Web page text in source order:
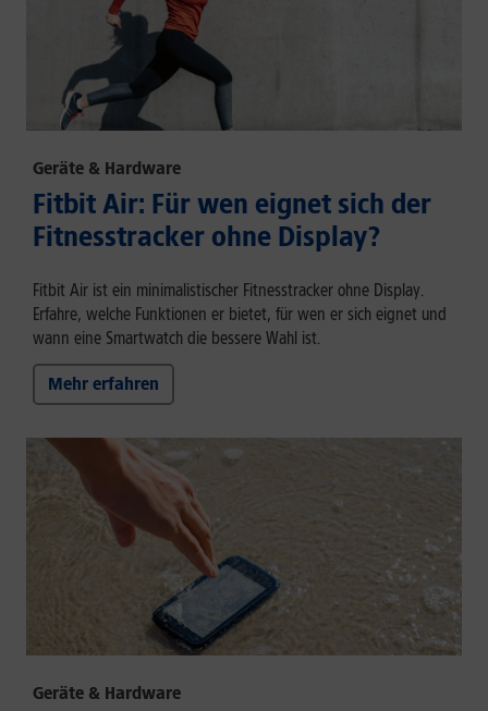
Geräte & Hardware
Fitbit Air: Für wen eignet sich der
Fitnesstracker ohne Display?
Fitbit Air ist ein minimalistischer Fitnesstracker ohne Display.
Erfahre, welche Funktionen er bietet, für wen er sich eignet und
wann eine Smartwatch die bessere Wahl ist.
Mehr erfahren
Geräte & Hardware